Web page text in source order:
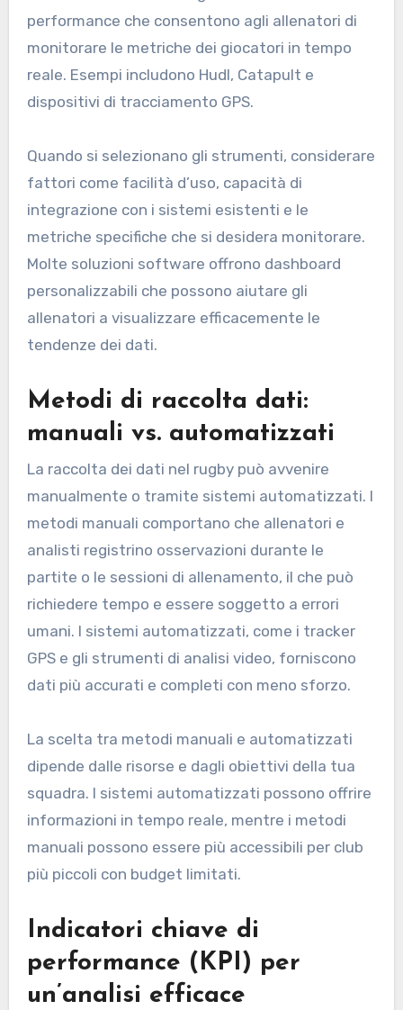
performance che consentono agli allenatori di
monitorare le metriche dei giocatori in tempo
reale. Esempi includono Hudl, Catapult e
dispositivi di tracciamento GPS.
Quando si selezionano gli strumenti, considerare
fattori come facilità d’uso, capacità di
integrazione con i sistemi esistenti e le
metriche specifiche che si desidera monitorare.
Molte soluzioni software offrono dashboard
personalizzabili che possono aiutare gli
allenatori a visualizzare efficacemente le
tendenze dei dati.
Metodi di raccolta dati:
manuali vs. automatizzati
La raccolta dei dati nel rugby può avvenire
manualmente o tramite sistemi automatizzati. I
metodi manuali comportano che allenatori e
analisti registrino osservazioni durante le
partite o le sessioni di allenamento, il che può
richiedere tempo e essere soggetto a errori
umani. I sistemi automatizzati, come i tracker
GPS e gli strumenti di analisi video, forniscono
dati più accurati e completi con meno sforzo.
La scelta tra metodi manuali e automatizzati
dipende dalle risorse e dagli obiettivi della tua
squadra. I sistemi automatizzati possono offrire
informazioni in tempo reale, mentre i metodi
manuali possono essere più accessibili per club
più piccoli con budget limitati.
Indicatori chiave di
performance (KPI) per
un’analisi efficace